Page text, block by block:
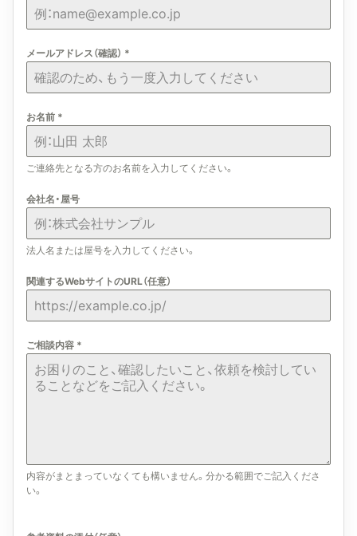
メールアドレス（確認） *
お名前 *
ご連絡先となる方のお名前を入力してください。
会社名・屋号
法人名または屋号を入力してください。
関連するWebサイトのURL（任意）
ご相談内容 *
内容がまとまっていなくても構いません。分かる範囲でご記入くださ
い。